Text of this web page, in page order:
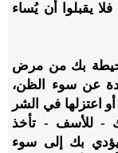
يقبلوا أن يُساء
بك من مرض
عن سوء الظن،
اعتزلها في الشر
- للأسف - تأخذ
يؤدي بك إلى سوء